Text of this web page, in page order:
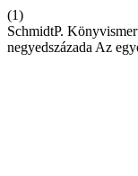
(1)
SchmidtP.
negyedszázada Az